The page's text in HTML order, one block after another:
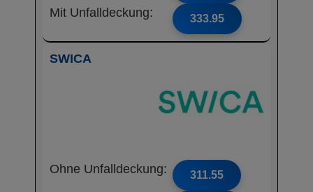
Mit Unfalldeckung: 333.95
SWICA
Ohne Unfalldeckung: 311.55